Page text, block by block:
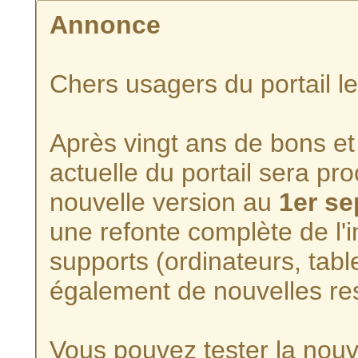
Annonce
Chers usagers du portail
Après vingt ans de bons
actuelle du portail sera
nouvelle version au 1er
une refonte complète de
supports (ordinateurs,
également de nouvelles
Vous pouvez tester la